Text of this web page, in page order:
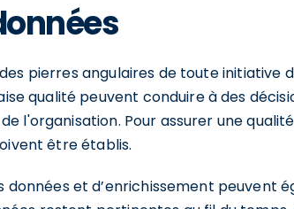
pierres angulaires de toute initiative
qualité peuvent conduire à des
l'organisation. Pour assurer une
être établis.
et d’enrichissement peuvent